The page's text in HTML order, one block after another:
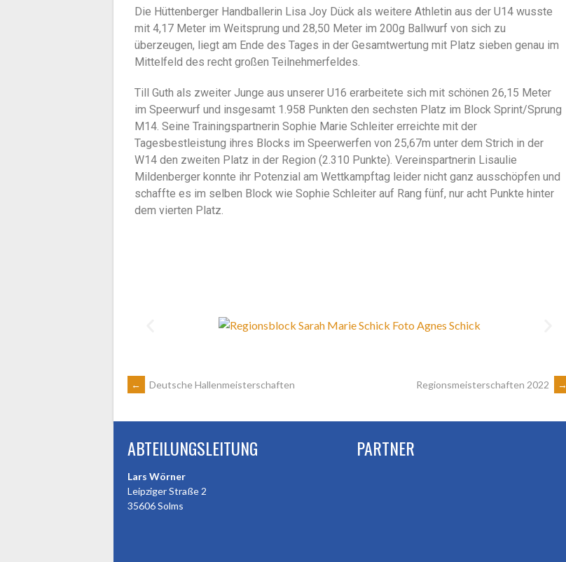
Die Hüttenberger Handballerin Lisa Joy Dück als weitere Athletin aus der U14 wusste
mit 4,17 Meter im Weitsprung und 28,50 Meter im 200g Ballwurf von sich zu
überzeugen, liegt am Ende des Tages in der Gesamtwertung mit Platz sieben genau im
Mittelfeld des recht großen Teilnehmerfeldes.
Till Guth als zweiter Junge aus unserer U16 erarbeitete sich mit schönen 26,15 Meter
im Speerwurf und insgesamt 1.958 Punkten den sechsten Platz im Block Sprint/Sprung
M14. Seine Trainingspartnerin Sophie Marie Schleiter erreichte mit der
Tagesbestleistung ihres Blocks im Speerwerfen von 25,67m unter dem Strich in der
W14 den zweiten Platz in der Region (2.310 Punkte). Vereinspartnerin Lisaulie
Mildenberger konnte ihr Potenzial am Wettkampftag leider nicht ganz ausschöpfen und
schaffte es im selben Block wie Sophie Schleiter auf Rang fünf, nur acht Punkte hinter
dem vierten Platz.
← Deutsche Hallenmeisterschaften Regionsmeisterschaften 2022 →
ABTEILUNGSLEITUNG
Lars Wörner
Leipziger Straße 2
35606 Solms
PARTNER